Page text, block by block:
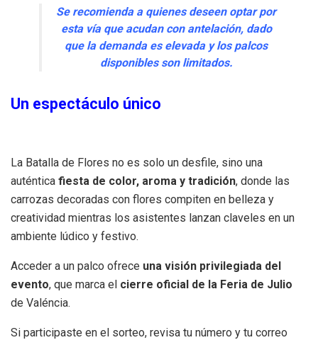
Se recomienda a quienes deseen optar por
esta vía que acudan con antelación, dado
que la demanda es elevada y los palcos
disponibles son limitados.
Un espectáculo único
La Batalla de Flores no es solo un desfile, sino una
auténtica fiesta de color, aroma y tradición, donde las
carrozas decoradas con flores compiten en belleza y
creatividad mientras los asistentes lanzan claveles en un
ambiente lúdico y festivo.
Acceder a un palco ofrece una visión privilegiada del
evento, que marca el cierre oficial de la Feria de Julio
de Valéncia.
Si participaste en el sorteo, revisa tu número y tu correo